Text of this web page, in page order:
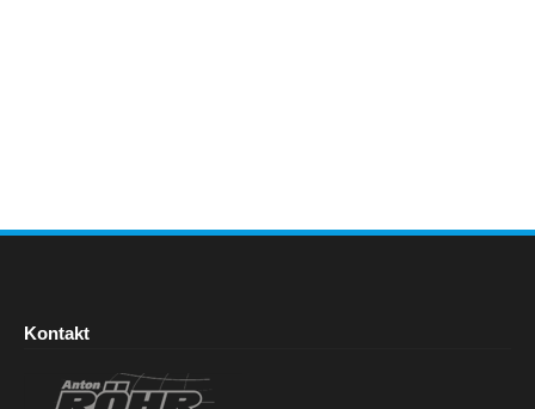
Kontakt